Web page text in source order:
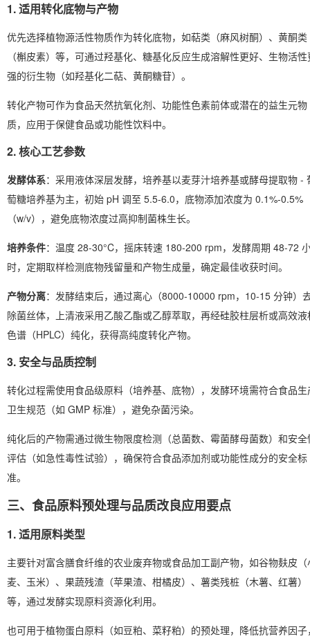
1. 适用转化底物与产物
优先选择植物源活性物质作为转化底物，如萜类（麻风树酮）、黄酮类
（槲皮素）等，可通过羟基化、糖基化反应生成溶解性更好、生物活性
强的衍生物（如羟基化二萜、黄酮糖苷）。
转化产物可作为食品天然抗氧化剂、功能性色素前体或潜在的益生元物
质，应用于保健食品或功能性饮料中。
2. 核心工艺参数
发酵体系：采用液体深层发酵，培养基以麦芽汁培养基或酵母提取物 -
萄糖培养基为主，初始 pH 调至 5.5-6.0，底物添加浓度为 0.1%-0.5%
（w/v），避免底物浓度过高抑制菌株生长。
培养条件：温度 28-30°C，摇床转速 180-200 rpm，发酵周期 48-72
时，定期取样检测底物残留量和产物生成量，确定最佳收获时间。
产物分离：发酵结束后，通过离心（8000-10000 rpm，10-15 分钟）
除菌丝体，上清液采用乙酸乙酯或乙醇萃取，再经硅胶柱层析或高效液
色谱（HPLC）纯化，获得高纯度转化产物。
3. 安全与品质控制
转化过程需使用食品级原料（培养基、底物），发酵环境需符合食品生
卫生规范（如 GMP 标准），避免杂菌污染。
纯化后的产物需通过微生物限度检测（总菌数、霉菌酵母菌数）和安全
评估（如急性毒性试验），确保符合食品添加剂或功能性成分的安全标
准。
三、食品原料预处理与品质改良应用要点
1. 适用原料类型
主要针对富含膳食纤维的农业废弃物或食品加工副产物，如谷物麸皮（
麦、玉米）、果蔬残渣（苹果渣、柑橘皮）、薯类残桩（木薯、红薯）
等，通过发酵实现原料资源化利用。
也可用于植物蛋白原料（如豆粕、菜籽粕）的预处理，降低抗营养因子